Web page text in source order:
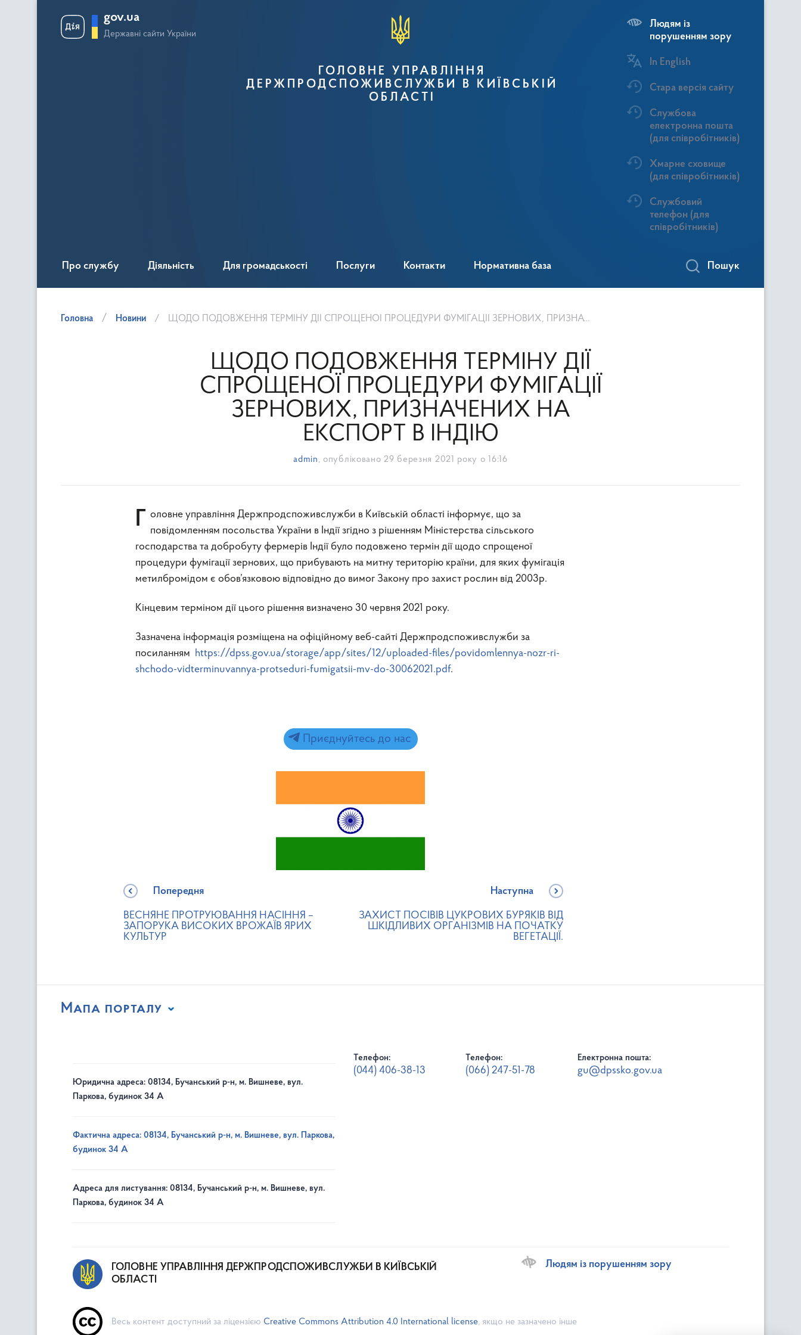
gov.ua
Державні сайти України
ГОЛОВНЕ УПРАВЛІННЯ
ДЕРЖПРОДСПОЖИВСЛУЖБИ В КИЇВСЬКІЙ
ОБЛАСТІ
Людям із
порушенням зору
In English
Стара версія сайту
Службова
електронна пошта
(для співробітників)
Хмарне сховище
(для співробітників)
Службовий
телефон (для
співробітників)
Про службу Діяльність Для громадськості Послуги Контакти Нормативна база Пошук
Головна Новини ЩОДО ПОДОВЖЕННЯ ТЕРМІНУ ДІЇ СПРОЩЕНОЇ ПРОЦЕДУРИ ФУМІГАЦІЇ ЗЕРНОВИХ, ПРИЗНАЧЕНИХ НА ЕКСПОРТ В ІНДІЮ
ЩОДО ПОДОВЖЕННЯ ТЕРМІНУ ДІЇ
СПРОЩЕНОЇ ПРОЦЕДУРИ ФУМІГАЦІЇ
ЗЕРНОВИХ, ПРИЗНАЧЕНИХ НА
ЕКСПОРТ В ІНДІЮ
admin , опубліковано 29 березня 2021 року о 16:16
Головне управління Держпродспоживслужби в Київській області інформує, що за
повідомленням посольства України в Індії згідно з рішенням Міністерства сільського
господарства та добробуту фермерів Індії було подовжено термін дії щодо спрощеної
процедури фумігації зернових, що прибувають на митну територію країни, для яких фумігація
метилбромідом є обов’язковою відповідно до вимог Закону про захист рослин від 2003р.
Кінцевим терміном дії цього рішення визначено 30 червня 2021 року.
Зазначена інформація розміщена на офіційному веб-сайті Держпродспоживслужби за
посиланням https://dpss.gov.ua/storage/app/sites/12/uploaded-files/povidomlennya-nozr-ri-
shchodo-vidterminuvannya-protseduri-fumigatsii-mv-do-30062021.pdf.
Приєднуйтесь до нас
Попередня
ВЕСНЯНЕ ПРОТРУЮВАННЯ НАСІННЯ –
ЗАПОРУКА ВИСОКИХ ВРОЖАЇВ ЯРИХ
КУЛЬТУР
Наступна
ЗАХИСТ ПОСІВІВ ЦУКРОВИХ БУРЯКІВ ВІД
ШКІДЛИВИХ ОРГАНІЗМІВ НА ПОЧАТКУ
ВЕГЕТАЦІЇ.
Мапа порталу
Юридична адреса: 08134, Бучанський р-н, м. Вишневе, вул.
Паркова, будинок 34 А
Фактична адреса: 08134, Бучанський р-н, м. Вишневе, вул. Паркова,
будинок 34 А
Адреса для листування: 08134, Бучанський р-н, м. Вишневе, вул.
Паркова, будинок 34 А
Телефон:
(044) 406-38-13
Телефон:
(066) 247-51-78
Електронна пошта:
gu@dpssko.gov.ua
ГОЛОВНЕ УПРАВЛІННЯ ДЕРЖПРОДСПОЖИВСЛУЖБИ В КИЇВСЬКІЙ
ОБЛАСТІ
Людям із порушенням зору
Весь контент доступний за ліцензією Creative Commons Attribution 4.0 International license, якщо не зазначено інше